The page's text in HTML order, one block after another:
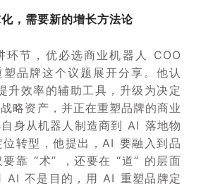
，需要新的增长方法论
环节，优必选商业机器人 COO
品牌这个议题展开分享。他认
升效率的辅助工具，升级为决定
略资产，并正在重塑品牌的商业
身从机器人制造商到 AI 落地物
转型，他提出，AI 要融入到品
靠 “术” ，还要在 “道” 的层面
AI 不是目的，用 AI 重塑品牌定